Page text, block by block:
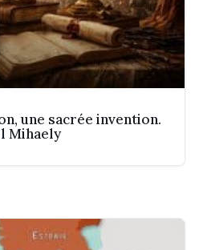
une sacrée invention.
Mihaely